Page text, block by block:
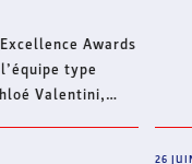
Awards
type
Valentini,
26